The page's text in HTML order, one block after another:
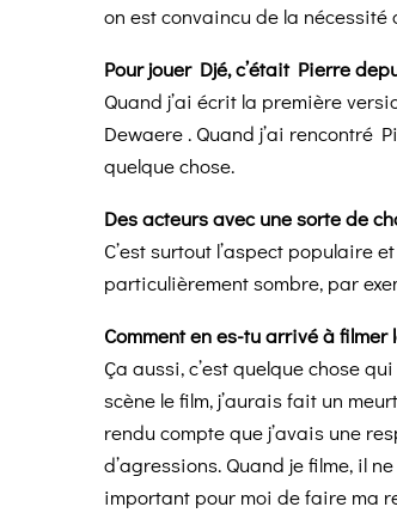
on est convaincu de la nécessité
Pour jouer Djé, c’était Pierre
Quand j’ai écrit la première
Dewaere . Quand j’ai rencontré
quelque chose.
Des acteurs avec une sorte de
C’est surtout l’aspect populaire
particulièrement sombre, par
Comment en es-tu arrivé à filmer
Ça aussi, c’est quelque chose
scène le film, j’aurais fait un
rendu compte que j’avais une
d’agressions. Quand je filme, il
important pour moi de faire ma